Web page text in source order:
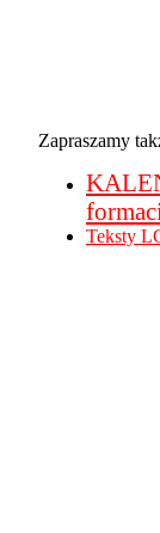
Zapraszamy
Teksty